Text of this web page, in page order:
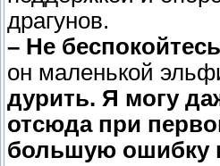
драгунов.
– Не
он маленькой
дурить. Я могу
отсюда при
большую ошибку